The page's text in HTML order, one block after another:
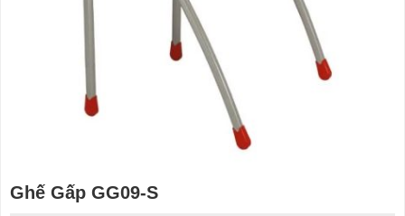
Ghế Gấp GG09-S